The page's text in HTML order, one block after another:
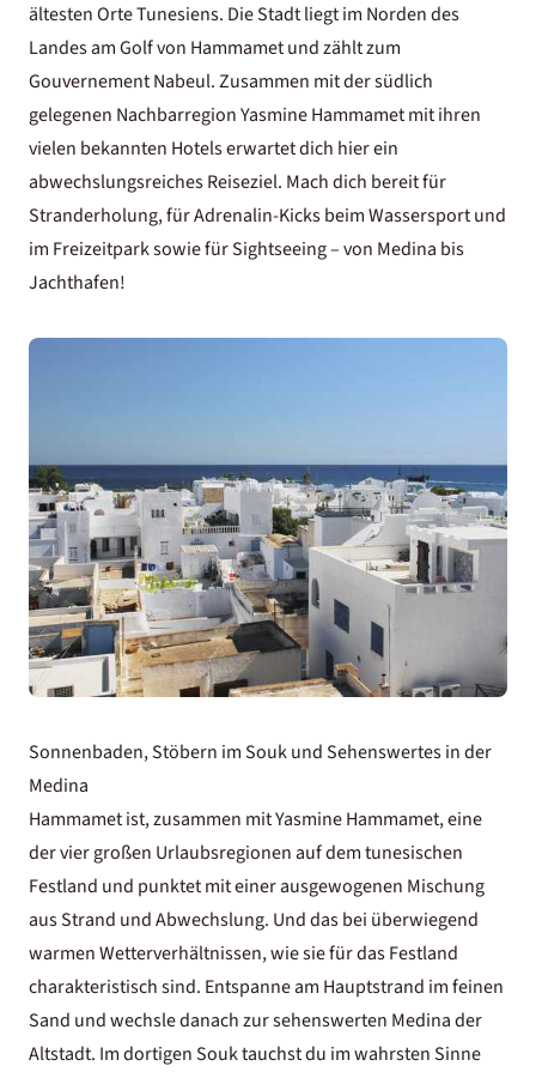
ältesten Orte Tunesiens. Die Stadt liegt im Norden des
Landes am Golf von Hammamet und zählt zum
Gouvernement Nabeul. Zusammen mit der südlich
gelegenen Nachbarregion Yasmine Hammamet mit ihren
vielen bekannten Hotels erwartet dich hier ein
abwechslungsreiches Reiseziel. Mach dich bereit für
Stranderholung, für Adrenalin-Kicks beim Wassersport und
im Freizeitpark sowie für Sightseeing – von Medina bis
Jachthafen!
Sonnenbaden, Stöbern im Souk und Sehenswertes in der
Medina
Hammamet ist, zusammen mit Yasmine Hammamet, eine
der vier großen Urlaubsregionen auf dem tunesischen
Festland und punktet mit einer ausgewogenen Mischung
aus Strand und Abwechslung. Und das bei überwiegend
warmen Wetterverhältnissen, wie sie für das Festland
charakteristisch sind. Entspanne am Hauptstrand im feinen
Sand und wechsle danach zur sehenswerten Medina der
Altstadt. Im dortigen Souk tauchst du im wahrsten Sinne